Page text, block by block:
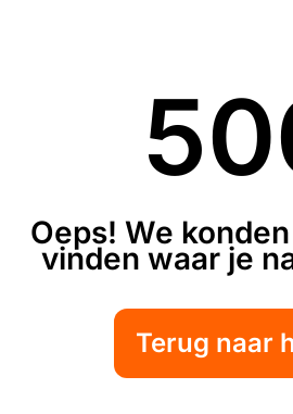
Oeps! We
vinden waar je
Terug naar